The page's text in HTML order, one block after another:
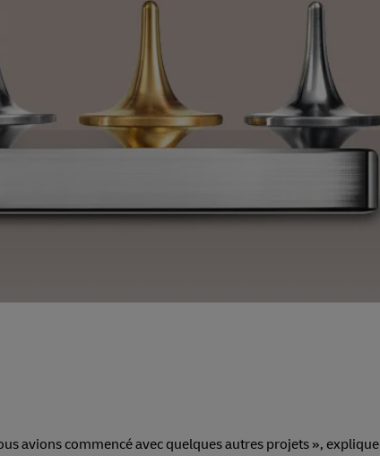
avions commencé avec quelques autres projets », explique